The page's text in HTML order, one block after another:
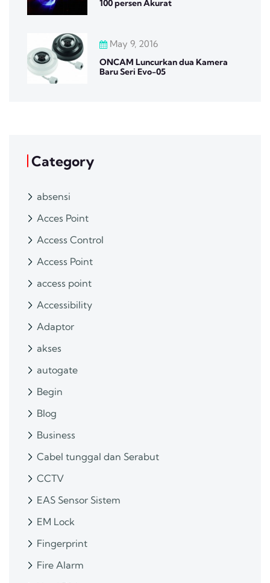
100 persen Akurat
May 9, 2016
ONCAM Luncurkan dua Kamera
Baru Seri Evo-05
Category
absensi
Acces Point
Access Control
Access Point
access point
Accessibility
Adaptor
akses
autogate
Begin
Blog
Business
Cabel tunggal dan Serabut
CCTV
EAS Sensor Sistem
EM Lock
Fingerprint
Fire Alarm